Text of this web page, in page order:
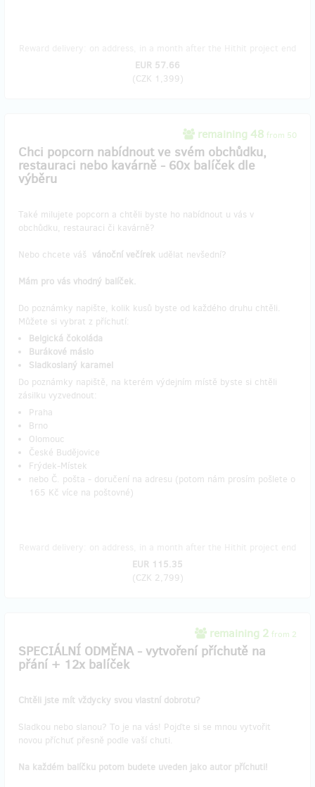
EUR 57.66
(CZK 1,399)
remaining 48 from 50
Chci popcorn nabídnout ve svém obchůdku,
restauraci nebo kavárně - 60x balíček dle
výběru
Také milujete popcorn a chtěli byste ho nabídnout u vás v
obchůdku, restauraci či kavárně?
Nebo chcete váš vánoční večírek udělat nevšední?
Mám pro vás vhodný balíček.
Do poznámky napište, kolik kusů byste od každého druhu chtěli.
Můžete si vybrat z příchutí:
Belgická čokoláda
Burákové máslo
Sladkoslaný karamel
Do poznámky napiště, na kterém výdejním místě byste si chtěli
zásilku vyzvednout:
Praha
Brno
Olomouc
České Budějovice
Frýdek-Místek
nebo Č. pošta - doručení na adresu (potom nám prosím pošlete o
165 Kč více na poštovné)
EUR 115.35
(CZK 2,799)
remaining 2 from 2
SPECIÁLNÍ ODMĚNA - vytvoření příchutě na
přání + 12x balíček
Chtěli jste mít vždycky svou vlastní dobrotu?
Sladkou nebo slanou? To je na vás! Pojďte si se mnou vytvořit
novou příchuť přesně podle vaší chuti.
Na každém balíčku potom budete uveden jako autor příchuti!